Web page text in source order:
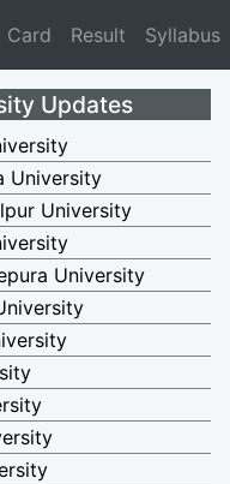
Card Result Syllabus
Updates
University
University
University